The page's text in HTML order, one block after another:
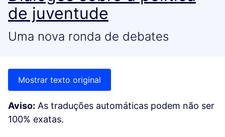
de juventude
Uma nova ronda de debates
Mostrar texto original
Aviso: As traduções automáticas podem não ser
100% exatas.